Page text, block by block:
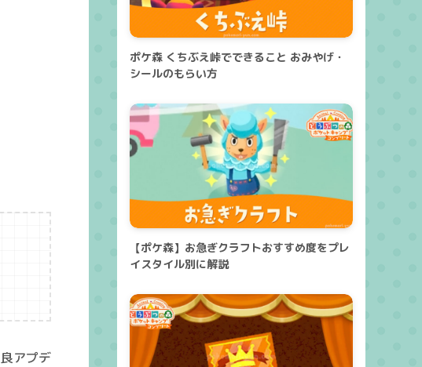
良アプデ
ポケ森 くちぶえ峠でできること おみやげ・
シールのもらい方
【ポケ森】お急ぎクラフトおすすめ度をプレ
イスタイル別に解説